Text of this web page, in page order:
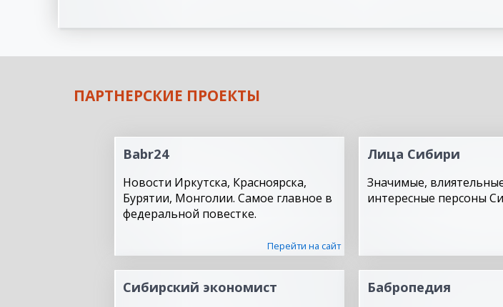
ПАРТНЕРСКИЕ ПРОЕКТЫ
Babr24
Новости Иркутска, Красноярска,
Бурятии, Монголии. Самое главное в
федеральной повестке.
Перейти на сайт
Лица Сибири
Значимые,
интересные персоны
Сибирский экономист Бабропедия